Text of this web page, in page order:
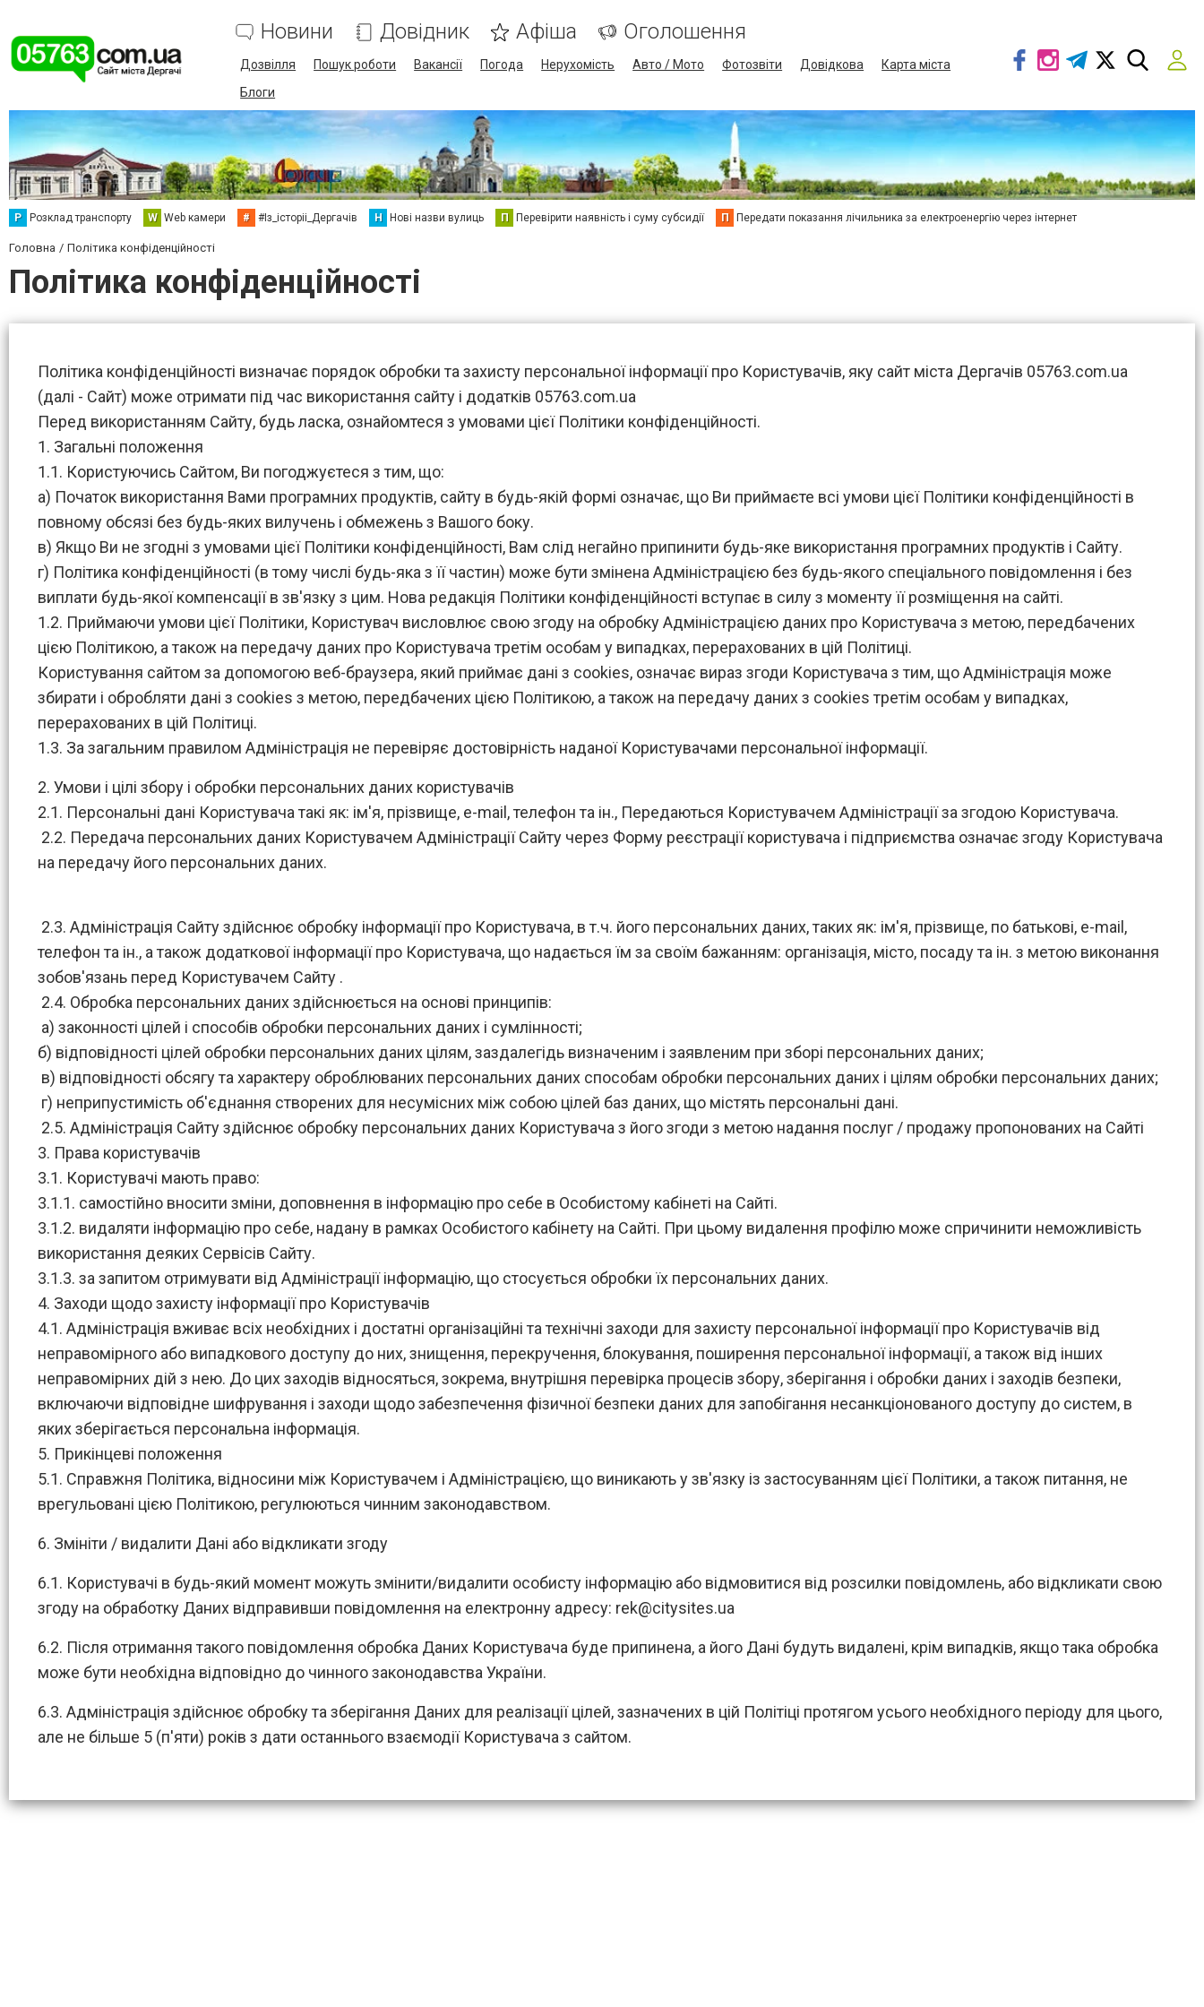
Новини Довідник Афіша Оголошення
Дозвілля Пошук роботи Вакансії Погода Нерухомість Авто / Мото Фотозвіти Довідкова
Карта міста
Блоги
Р Розклад транспорту W Web камери # #Із_історіі_Дергачів Н Нові назви вулиць П Перевірити наявність і суму субсидії П Передати показання лічильника за електроенергію через інтернет
Головна Політика конфіденційності
Політика конфіденційності
Політика конфіденційності визначає порядок обробки та захисту персональної інформації про Користувачів, яку сайт міста Дергачів 05763.com.ua
(далі - Сайт) може отримати під час використання сайту і додатків 05763.com.ua
Перед використанням Сайту, будь ласка, ознайомтеся з умовами цієї Політики конфіденційності.
1. Загальні положення
1.1. Користуючись Сайтом, Ви погоджуєтеся з тим, що:
а) Початок використання Вами програмних продуктів, сайту в будь-якій формі означає, що Ви приймаєте всі умови цієї Політики конфіденційності в
повному обсязі без будь-яких вилучень і обмежень з Вашого боку.
в) Якщо Ви не згодні з умовами цієї Політики конфіденційності, Вам слід негайно припинити будь-яке використання програмних продуктів і Сайту.
г) Політика конфіденційності (в тому числі будь-яка з її частин) може бути змінена Адміністрацією без будь-якого спеціального повідомлення і без
виплати будь-якої компенсації в зв'язку з цим. Нова редакція Політики конфіденційності вступає в силу з моменту її розміщення на сайті.
1.2. Приймаючи умови цієї Політики, Користувач висловлює свою згоду на обробку Адміністрацією даних про Користувача з метою, передбачених
цією Політикою, а також на передачу даних про Користувача третім особам у випадках, перерахованих в цій Політиці.
Користування сайтом за допомогою веб-браузера, який приймає дані з cookies, означає вираз згоди Користувача з тим, що Адміністрація може
збирати і обробляти дані з cookies з метою, передбачених цією Політикою, а також на передачу даних з cookies третім особам у випадках,
перерахованих в цій Політиці.
1.3. За загальним правилом Адміністрація не перевіряє достовірність наданої Користувачами персональної інформації.
2. Умови і цілі збору і обробки персональних даних користувачів
2.1. Персональні дані Користувача такі як: ім'я, прізвище, e-mail, телефон та ін., Передаються Користувачем Адміністрації за згодою Користувача.
2.2. Передача персональних даних Користувачем Адміністрації Сайту через Форму реєстрації користувача і підприємства означає згоду Користувача
на передачу його персональних даних.
2.3. Адміністрація Сайту здійснює обробку інформації про Користувача, в т.ч. його персональних даних, таких як: ім'я, прізвище, по батькові, e-mail,
телефон та ін., а також додаткової інформації про Користувача, що надається їм за своїм бажанням: організація, місто, посаду та ін. з метою виконання
зобов'язань перед Користувачем Сайту .
2.4. Обробка персональних даних здійснюється на основі принципів:
а) законності цілей і способів обробки персональних даних і сумлінності;
б) відповідності цілей обробки персональних даних цілям, заздалегідь визначеним і заявленим при зборі персональних даних;
в) відповідності обсягу та характеру оброблюваних персональних даних способам обробки персональних даних і цілям обробки персональних даних;
г) неприпустимість об'єднання створених для несумісних між собою цілей баз даних, що містять персональні дані.
2.5. Адміністрація Сайту здійснює обробку персональних даних Користувача з його згоди з метою надання послуг / продажу пропонованих на Сайті
3. Права користувачів
3.1. Користувачі мають право:
3.1.1. самостійно вносити зміни, доповнення в інформацію про себе в Особистому кабінеті на Сайті.
3.1.2. видаляти інформацію про себе, надану в рамках Особистого кабінету на Сайті. При цьому видалення профілю може спричинити неможливість
використання деяких Сервісів Сайту.
3.1.3. за запитом отримувати від Адміністрації інформацію, що стосується обробки їх персональних даних.
4. Заходи щодо захисту інформації про Користувачів
4.1. Адміністрація вживає всіх необхідних і достатні організаційні та технічні заходи для захисту персональної інформації про Користувачів від
неправомірного або випадкового доступу до них, знищення, перекручення, блокування, поширення персональної інформації, а також від інших
неправомірних дій з нею. До цих заходів відносяться, зокрема, внутрішня перевірка процесів збору, зберігання і обробки даних і заходів безпеки,
включаючи відповідне шифрування і заходи щодо забезпечення фізичної безпеки даних для запобігання несанкціонованого доступу до систем, в
яких зберігається персональна інформація.
5. Прикінцеві положення
5.1. Справжня Політика, відносини між Користувачем і Адміністрацією, що виникають у зв'язку із застосуванням цієї Політики, а також питання, не
врегульовані цією Політикою, регулюються чинним законодавством.
6. Змініти / видалити Дані або відкликати згоду
6.1. Користувачі в будь-який момент можуть змінити/видалити особисту інформацію або відмовитися від розсилки повідомлень, або відкликати свою
згоду на обработку Даних відправивши повідомлення на електронну адресу: rek@citysites.ua
6.2. Після отримання такого повідомлення обробка Даних Користувача буде припинена, а його Дані будуть видалені, крім випадків, якщо така обробка
може бути необхідна відповідно до чинного законодавства України.
6.3. Адміністрація здійснює обробку та зберігання Даних для реалізації цілей, зазначених в цій Політіці протягом усього необхідного періоду для цього,
але не більше 5 (п'яти) років з дати останнього взаємодії Користувача з сайтом.